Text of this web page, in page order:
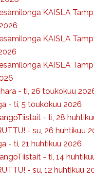
KAISLA
KAISLA
KAISLA
- ti, 26 toukokuu
- ti, 5 toukokuu 2026
- ti, 28
- su, 26 huhtikuu
- ti, 21 huhtikuu 2026
- ti, 14
- su, 12 huhtikuu